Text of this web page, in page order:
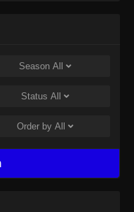
Ancient God Grave
Season All
Status All
Order by All